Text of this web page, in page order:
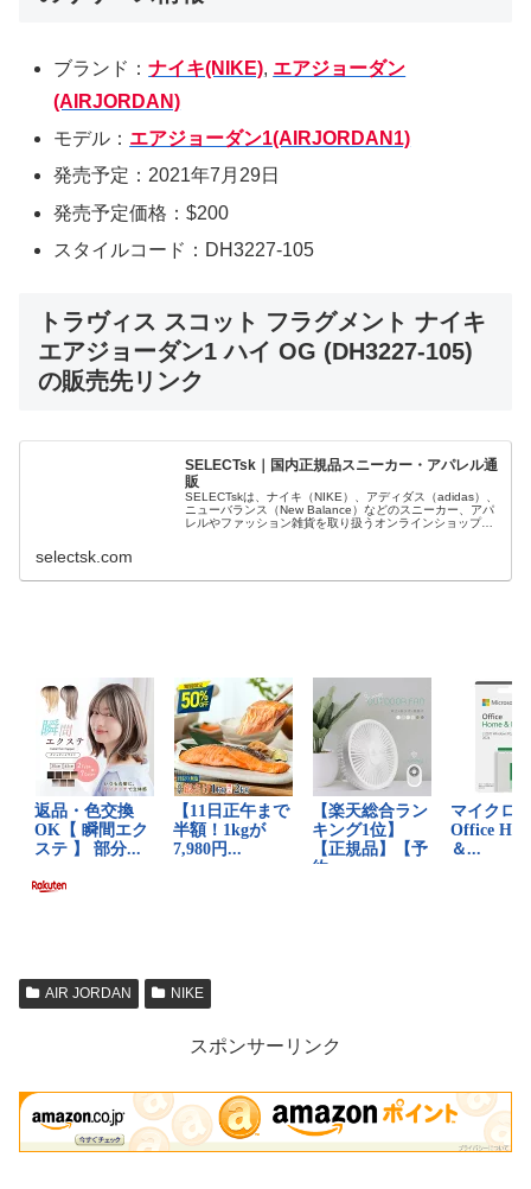
ブランド：ナイキ(NIKE), エアジョーダン
(AIRJORDAN)
モデル： エアジョーダン1(AIRJORDAN1)
発売予定：2021年7月29日
発売予定価格：$200
スタイルコード：DH3227-105
トラヴィス スコット フラグメント ナイキ
エアジョーダン1 ハイ OG (DH3227-105)
の販売先リンク
SELECTsk｜国内正規品スニーカー・アパレル通
販
SELECTskは、ナイキ（NIKE）、アディダス（adidas）、
ニューバランス（New Balance）などのスニーカー、アパ
レルやファッション雑貨を取り扱うオンラインショップで
selectsk.com
AIR JORDAN NIKE
スポンサーリンク